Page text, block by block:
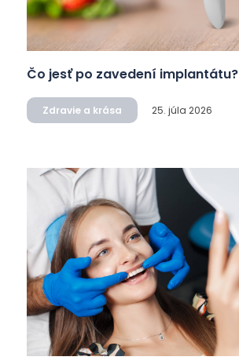
Čo jesť po zavedení implantátu?
Zdravie a krása 25. júla 2026